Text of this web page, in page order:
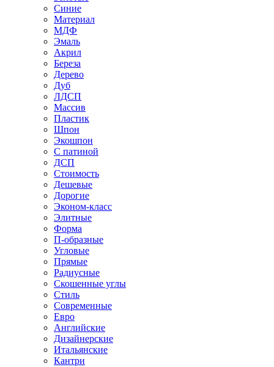
Синие
Материал
МДФ
Эмаль
Акрил
Береза
Дерево
Дуб
ЛДСП
Массив
Пластик
Шпон
Экошпон
С патиной
ДСП
Стоимость
Дешевые
Дорогие
Эконом-класс
Элитные
Форма
П-образные
Угловые
Прямые
Радиусные
Скошенные углы
Стиль
Современные
Евро
Английские
Дизайнерские
Итальянские
Кантри